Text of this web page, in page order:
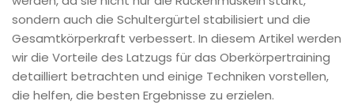
sondern auch die Schultergürtel stabilisiert und die
Gesamtkörperkraft verbessert. In diesem Artikel werden
wir die Vorteile des Latzugs für das Oberkörpertraining
detailliert betrachten und einige Techniken vorstellen,
die helfen, die besten Ergebnisse zu erzielen.